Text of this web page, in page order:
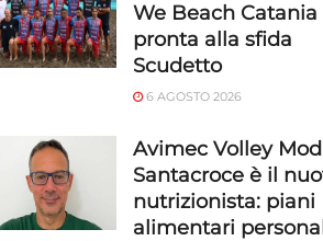
We Beach Catania
pronta alla sfida
Scudetto
6 AGOSTO 2026
Avimec Volley
Santacroce è il
nutrizionista: piani
alimentari